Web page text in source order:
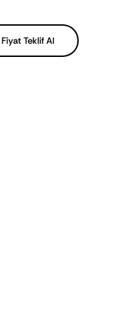
Fiyat Teklif Al